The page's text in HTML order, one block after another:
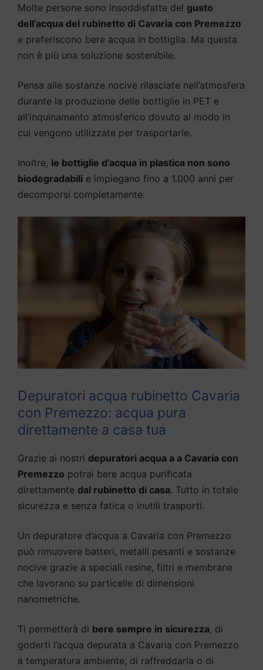
Molte persone sono insoddisfatte del gusto
dell’acqua del rubinetto di Cavaria con Premezzo
e preferiscono bere acqua in bottiglia. Ma questa
non è più una soluzione sostenibile.
Pensa alle sostanze nocive rilasciate nell’atmosfera
durante la produzione delle bottiglie in PET e
all’inquinamento atmosferico dovuto al modo in
cui vengono utilizzate per trasportarle.
Inoltre, le bottiglie d’acqua in plastica non sono
biodegradabili e impiegano fino a 1.000 anni per
decomporsi completamente.
Depuratori acqua rubinetto Cavaria
con Premezzo: acqua pura
direttamente a casa tua
Grazie ai nostri depuratori acqua a a Cavaria con
Premezzo potrai bere acqua purificata
direttamente dal rubinetto di casa. Tutto in totale
sicurezza e senza fatica o inutili trasporti.
Un depuratore d’acqua a Cavaria con Premezzo
può rimuovere batteri, metalli pesanti e sostanze
nocive grazie a speciali resine, filtri e membrane
che lavorano su particelle di dimensioni
nanometriche.
Ti permetterà di bere sempre in sicurezza, di
goderti l’acqua depurata a Cavaria con Premezzo
a temperatura ambiente, di raffreddarla o di